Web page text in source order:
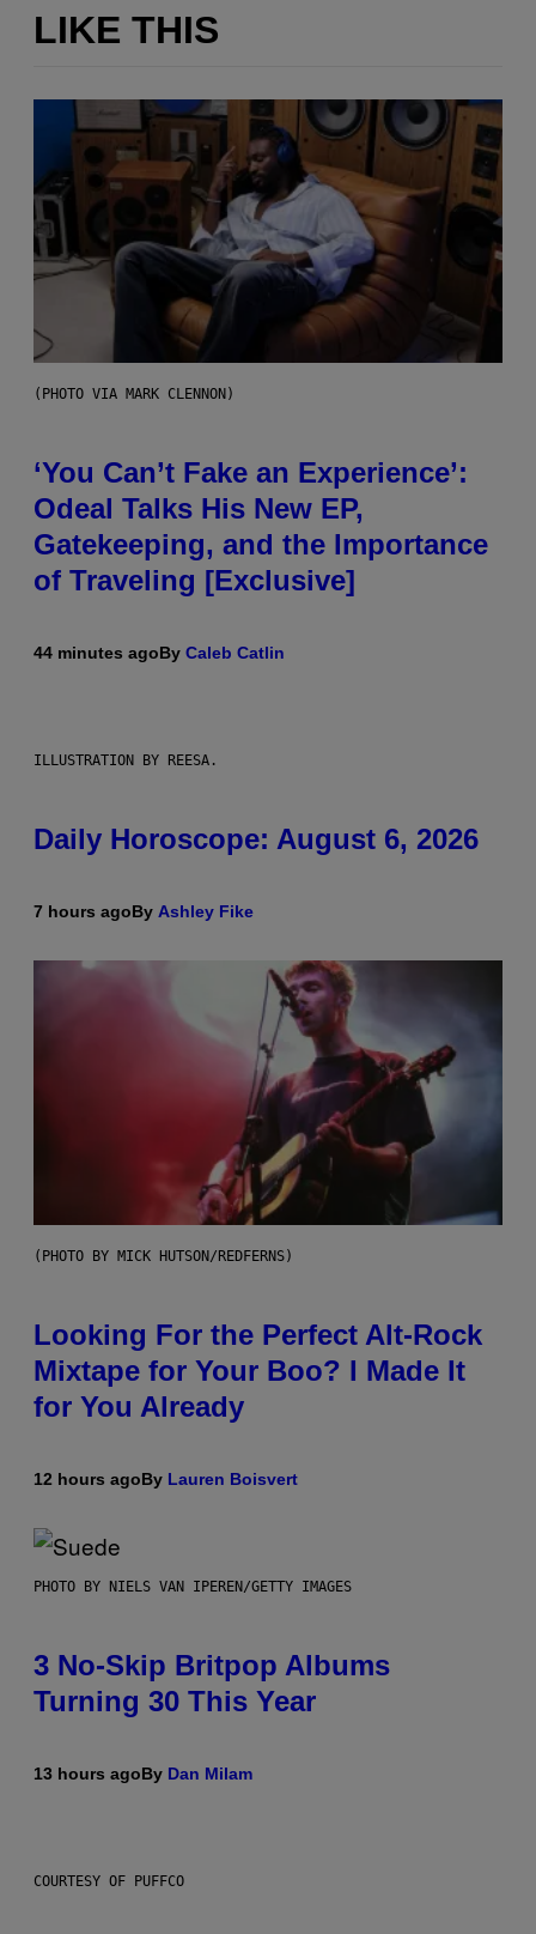
LIKE THIS
(PHOTO VIA MARK CLENNON)
‘You Can’t Fake an Experience’:
Odeal Talks His New EP,
Gatekeeping, and the Importance
of Traveling [Exclusive]
44 minutes agoBy Caleb Catlin
ILLUSTRATION BY REESA.
Daily Horoscope: August 6, 2026
7 hours agoBy Ashley Fike
(PHOTO BY MICK HUTSON/REDFERNS)
Looking For the Perfect Alt-Rock
Mixtape for Your Boo? I Made It
for You Already
12 hours agoBy Lauren Boisvert
PHOTO BY NIELS VAN IPEREN/GETTY IMAGES
3 No-Skip Britpop Albums
Turning 30 This Year
13 hours agoBy Dan Milam
COURTESY OF PUFFCO